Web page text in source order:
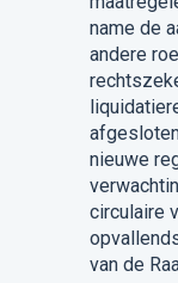
name de
andere
nieuwe
circulaire
van de